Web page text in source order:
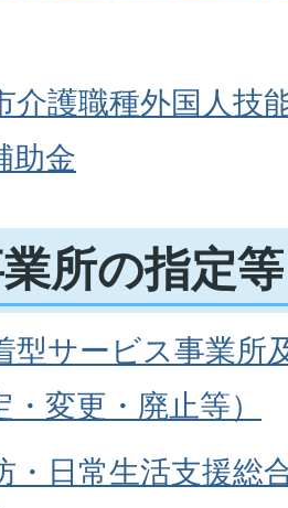
介護職種外国人技
助金
所の指定等
型サービス事業所
変更・廃止等）
・日常生活支援総